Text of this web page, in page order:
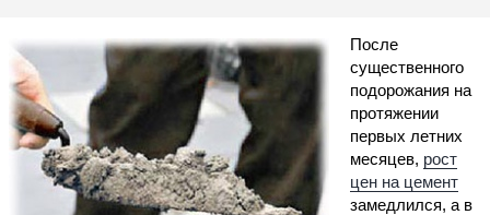
После
существенного
подорожания на
протяжении
первых летних
месяцев, рост
цен на цемент
замедлился, а в